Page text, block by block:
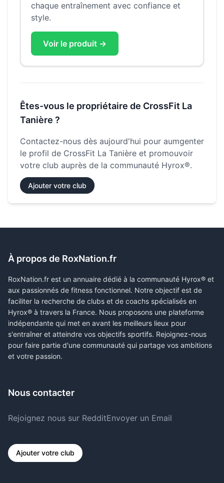
chaque entraînement avec confiance et
style.
Voir le produit →
Êtes-vous le propriétaire de CrossFit La
Tanière ?
Contactez-nous dès aujourd'hui pour aumgenter
le profil de CrossFit La Tanière et promouvoir
votre club auprès de la communauté Hyrox®.
Ajouter votre club
À propos de RoxNation.fr
RoxNation.fr est un annuaire dédié à la communauté Hyrox® et
aux passionnés de fitness fonctionnel. Notre objectif est de
faciliter la recherche de clubs et de coachs spécialisés en
Hyrox® à travers la France. Nous proposons une plateforme
indépendante qui met en avant les meilleurs lieux pour
s'entraîner et atteindre vos objectifs sportifs. Rejoignez-nous
pour faire partie d'une communauté qui partage vos ambitions
et votre passion.
Nous contacter
Rejoignez nous sur RedditEnvoyer un Email
Ajouter votre club